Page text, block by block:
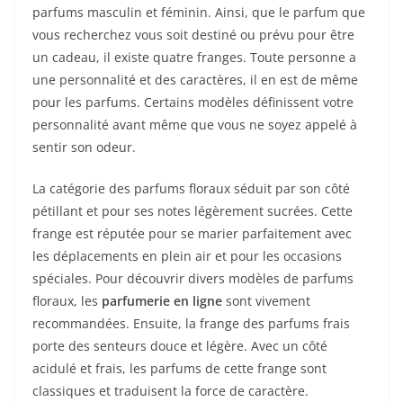
parfums masculin et féminin. Ainsi, que le parfum que
vous recherchez vous soit destiné ou prévu pour être
un cadeau, il existe quatre franges. Toute personne a
une personnalité et des caractères, il en est de même
pour les parfums. Certains modèles définissent votre
personnalité avant même que vous ne soyez appelé à
sentir son odeur.
La catégorie des parfums floraux séduit par son côté
pétillant et pour ses notes légèrement sucrées. Cette
frange est réputée pour se marier parfaitement avec
les déplacements en plein air et pour les occasions
spéciales. Pour découvrir divers modèles de parfums
floraux, les parfumerie en ligne sont vivement
recommandées. Ensuite, la frange des parfums frais
porte des senteurs douce et légère. Avec un côté
acidulé et frais, les parfums de cette frange sont
classiques et traduisent la force de caractère.